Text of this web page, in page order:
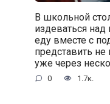
В школьной
издеваться
еду вместе с
представить не
уже через
0 1.7к.